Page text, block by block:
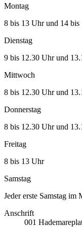
Montag
8 bis 13 Uhr und 14 bis
Dienstag
9 bis 12.30 Uhr und
Mittwoch
8 bis 12.30 Uhr und
Donnerstag
8 bis 12.30 Uhr und
Freitag
8 bis 13 Uhr
Samstag
Jeder erste Samstag im
Anschrift
001